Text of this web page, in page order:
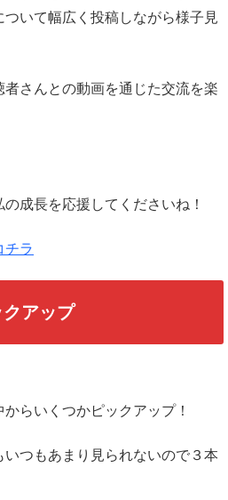
いて幅広く投稿しながら様子見
さんとの動画を通じた交流を楽
成長を応援してくださいね！
チラ
クアップ
らいくつかピックアップ！
つもあまり見られないので３本